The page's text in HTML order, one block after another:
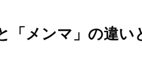
「メンマ」の違